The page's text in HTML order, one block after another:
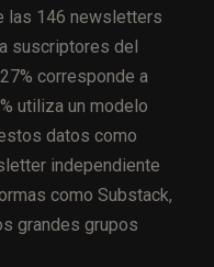
las 146 newsletters
suscriptores del
corresponde a
utiliza un modelo
datos como
independiente
como Substack,
grandes grupos